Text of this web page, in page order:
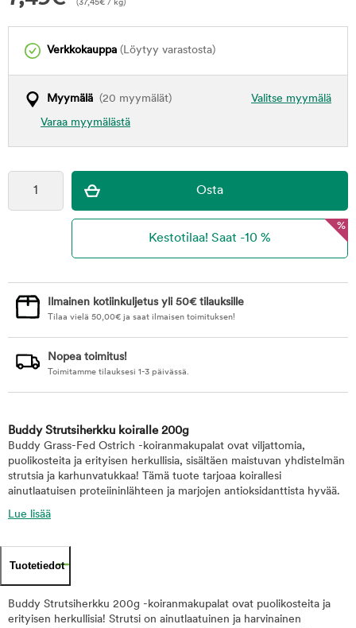
(37,45€ / kg)
Verkkokauppa (Löytyy varastosta)
Valitse myymälä
Myymälä (20 myymälät)
Varaa myymälästä
%
Ilmainen kotiinkuljetus yli 50€ tilauksille
Tilaa vielä 50,00€ ja saat ilmaisen toimituksen!
Nopea toimitus!
Toimitamme tilauksesi 1-3 päivässä.
Buddy Strutsiherkku koiralle 200g
Buddy Grass-Fed Ostrich -koiranmakupalat ovat viljattomia,
puolikosteita ja erityisen herkullisia, sisältäen maistuvan yhdistelmän
strutsia ja karhunvatukkaa! Tämä tuote tarjoaa koirallesi
ainutlaatuisen proteiininlähteen ja marjojen antioksidanttista hyvää.
Lue lisää
Tuotetiedot
Buddy Strutsiherkku 200g -koiranmakupalat ovat puolikosteita ja
erityisen herkullisia! Strutsi on ainutlaatuinen ja harvinainen